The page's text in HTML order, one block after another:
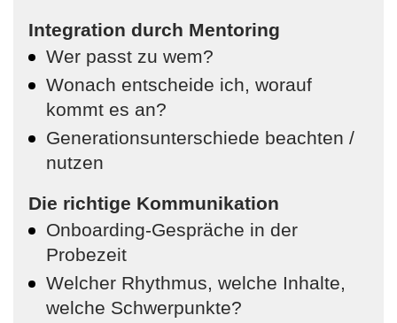
Integration durch Mentoring
Wer passt zu wem?
Wonach entscheide ich, worauf
kommt es an?
Generationsunterschiede beachten /
nutzen
Die richtige Kommunikation
Onboarding-Gespräche in der
Probezeit
Welcher Rhythmus, welche Inhalte,
welche Schwerpunkte?